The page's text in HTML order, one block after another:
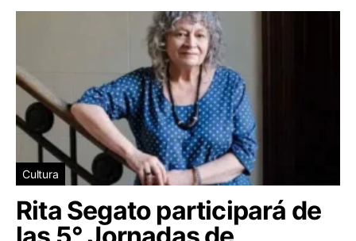
Cultura
Rita Segato participará de